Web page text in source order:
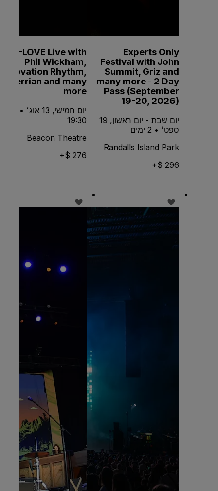
Experts Only
Festival with John
Summit, Griz and
many more - 2 Day
Pass (September
19-20, 2026)
יום שבת - יום ראשון, 19
ספט׳ • 2 ימים
Randalls Island Park
296 $+
K-LOVE Live with
Phil Wickham,
Elevation Rhythm,
Terrian and many
more
יום חמישי, 13 אוג׳ •
19:30
Beacon Theatre
276 $+